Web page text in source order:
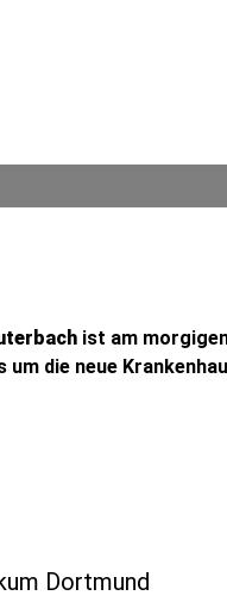
ist am
um die neue
Dortmund